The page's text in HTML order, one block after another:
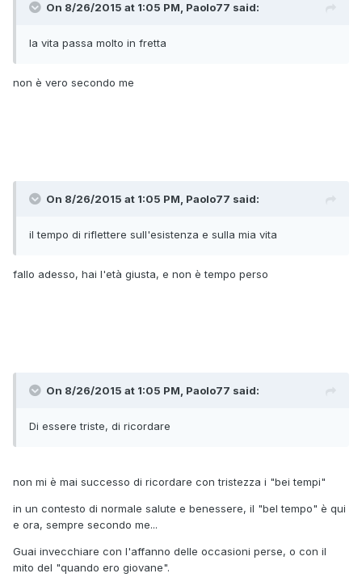
On 8/26/2015 at 1:05 PM, Paolo77 said:
la vita passa molto in fretta
non è vero secondo me
On 8/26/2015 at 1:05 PM, Paolo77 said:
il tempo di riflettere sull'esistenza e sulla mia vita
fallo adesso, hai l'età giusta, e non è tempo perso
On 8/26/2015 at 1:05 PM, Paolo77 said:
Di essere triste, di ricordare
non mi è mai successo di ricordare con tristezza i "bei tempi"
in un contesto di normale salute e benessere, il "bel tempo" è qui
e ora, sempre secondo me...
Guai invecchiare con l'affanno delle occasioni perse, o con il
mito del "quando ero giovane".